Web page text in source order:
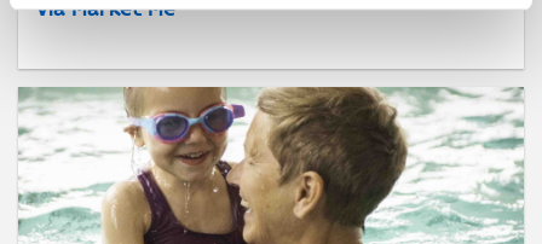
via Market Me